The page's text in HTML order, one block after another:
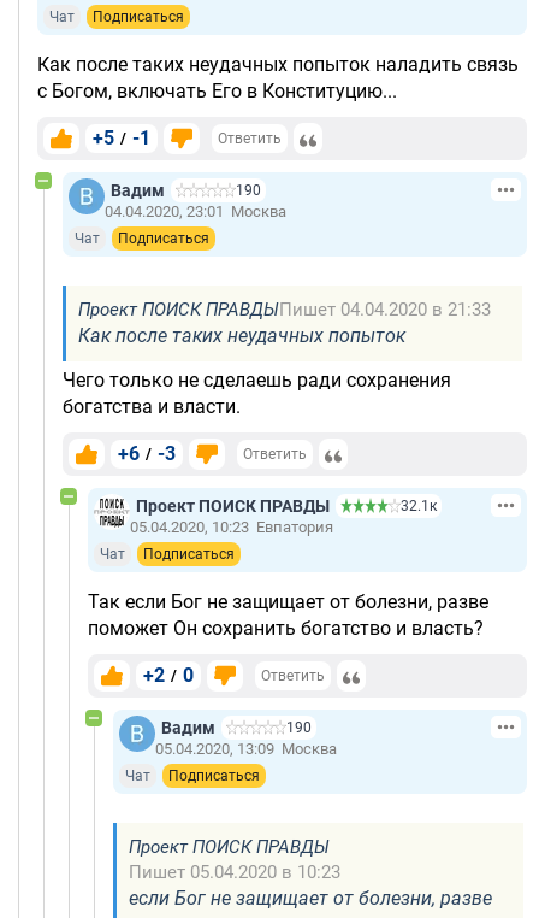
Чат Подписаться
Как после таких неудачных попыток наладить связь
с Богом, включать Его в Конституцию...
+5 / -1 Ответить
Вадим 190
04.04.2020, 23:01 Москва
Чат Подписаться
Проект ПОИСК ПРАВДЫПишет 04.04.2020 в 21:33
Как после таких неудачных попыток
Чего только не сделаешь ради сохранения
богатства и власти.
+6 / -3 Ответить
Проект ПОИСК ПРАВДЫ 32.1к
05.04.2020, 10:23 Евпатория
Чат Подписаться
Так если Бог не защищает от болезни, разве
поможет Он сохранить богатство и власть?
+2 / 0 Ответить
Вадим 190
05.04.2020, 13:09 Москва
Чат Подписаться
Проект ПОИСК ПРАВДЫ
Пишет 05.04.2020 в 10:23
если Бог не защищает от болезни, разве